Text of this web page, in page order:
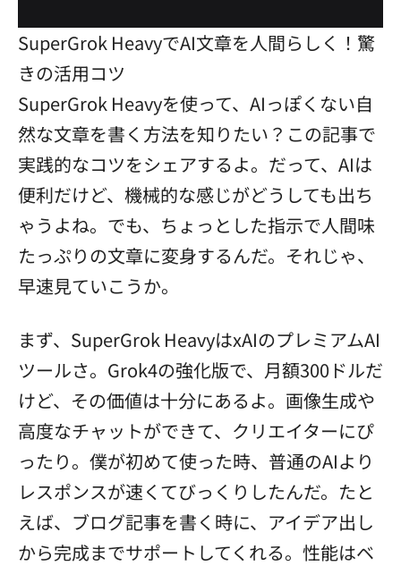
SuperGrok HeavyでAI文章を人間らしく！驚
きの活用コツ
SuperGrok Heavyを使って、AIっぽくない自
然な文章を書く方法を知りたい？この記事で
実践的なコツをシェアするよ。だって、AIは
便利だけど、機械的な感じがどうしても出ち
ゃうよね。でも、ちょっとした指示で人間味
たっぷりの文章に変身するんだ。それじゃ、
早速見ていこうか。
まず、SuperGrok HeavyはxAIのプレミアムAI
ツールさ。Grok4の強化版で、月額300ドルだ
けど、その価値は十分にあるよ。画像生成や
高度なチャットができて、クリエイターにぴ
ったり。僕が初めて使った時、普通のAIより
レスポンスが速くてびっくりしたんだ。たと
えば、ブログ記事を書く時に、アイデア出し
から完成までサポートしてくれる。性能はベ